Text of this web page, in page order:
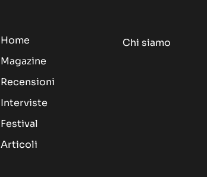
Home
Magazine
Recensioni
Interviste
Festival
Articoli
Chi siamo